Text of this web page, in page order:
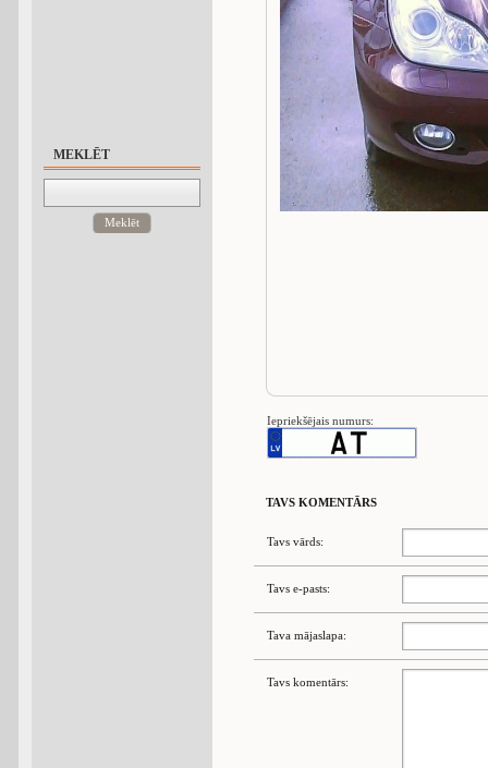
MEKLĒT
Meklēt
Iepriekšējais numurs:
TAVS KOMENTĀRS
Tavs vārds:
Tavs e-pasts:
Tava mājaslapa:
Tavs komentārs: